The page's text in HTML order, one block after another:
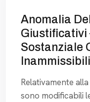
Anomalia
Giustificativi
Sostanziale
Relativamente
sono modificabili